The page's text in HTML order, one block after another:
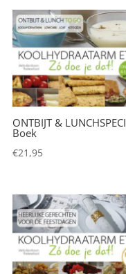
ONTBIJT &
Boek
€21,95